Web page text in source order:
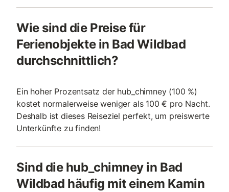
Wie sind die Preise für
Ferienobjekte in Bad Wildbad
durchschnittlich?
Ein hoher Prozentsatz der hub_chimney (100 %)
kostet normalerweise weniger als 100 € pro Nacht.
Deshalb ist dieses Reiseziel perfekt, um preiswerte
Unterkünfte zu finden!
Sind die hub_chimney in Bad
Wildbad häufig mit einem Kamin